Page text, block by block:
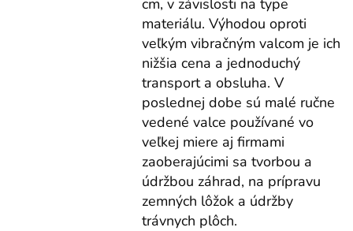
materiálu. Výhodou oproti
veľkým vibračným valcom je ich
nižšia cena a jednoduchý
transport a obsluha. V
poslednej dobe sú malé ručne
vedené valce používané vo
veľkej miere aj firmami
zaoberajúcimi sa tvorbou a
údržbou záhrad, na prípravu
zemných lôžok a údržby
trávnych plôch.